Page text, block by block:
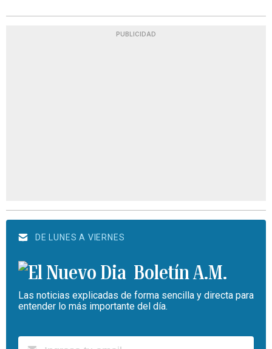
PUBLICIDAD
DE LUNES A VIERNES
Boletín A.M.
Las noticias explicadas de forma sencilla y directa para
entender lo más importante del día.